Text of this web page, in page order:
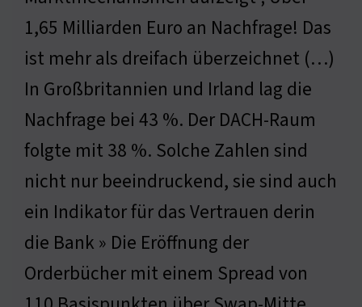
1,65 Milliarden Euro an Nachfrage! Das
ist mehr als dreifach überzeichnet (…)
In Großbritannien und Irland lag die
Nachfrage bei 43 %. Der DACH-Raum
folgte mit 38 %. Solche Zahlen sind
nicht nur beeindruckend, sie sind auch
ein Indikator für das Vertrauen derin
die Bank » Die Eröffnung der
Orderbücher mit einem Spread von